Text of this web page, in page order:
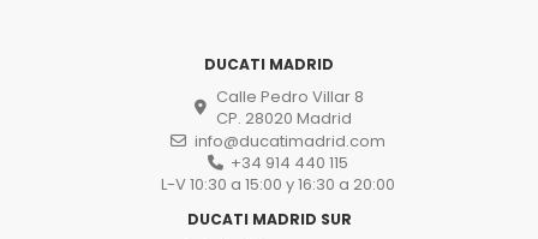
DUCATI MADRID
Calle Pedro Villar 8
CP. 28020 Madrid
info@ducatimadrid.com
+34 914 440 115
L-V 10:30 a 15:00 y 16:30 a 20:00
DUCATI MADRID SUR